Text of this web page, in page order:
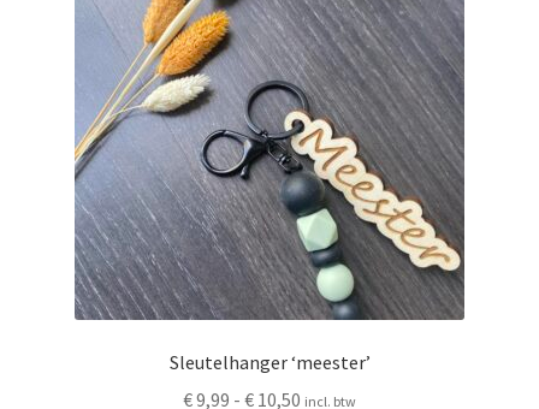
Sleutelhanger ‘meester’
€9,99 - € 10,50 Prijsklasse:
incl. btw